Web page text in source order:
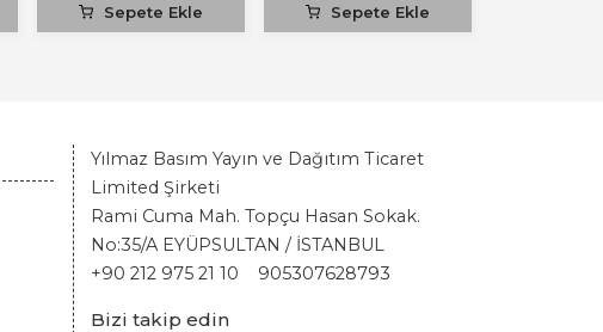
Sepete Ekle Sepete Ekle
Yılmaz Basım Yayın ve Dağıtım Ticaret
Limited Şirketi
Rami Cuma Mah. Topçu Hasan Sokak.
No:35/A EYÜPSULTAN / İSTANBUL
+90 212 975 21 10
905307628793
Bizi takip edin